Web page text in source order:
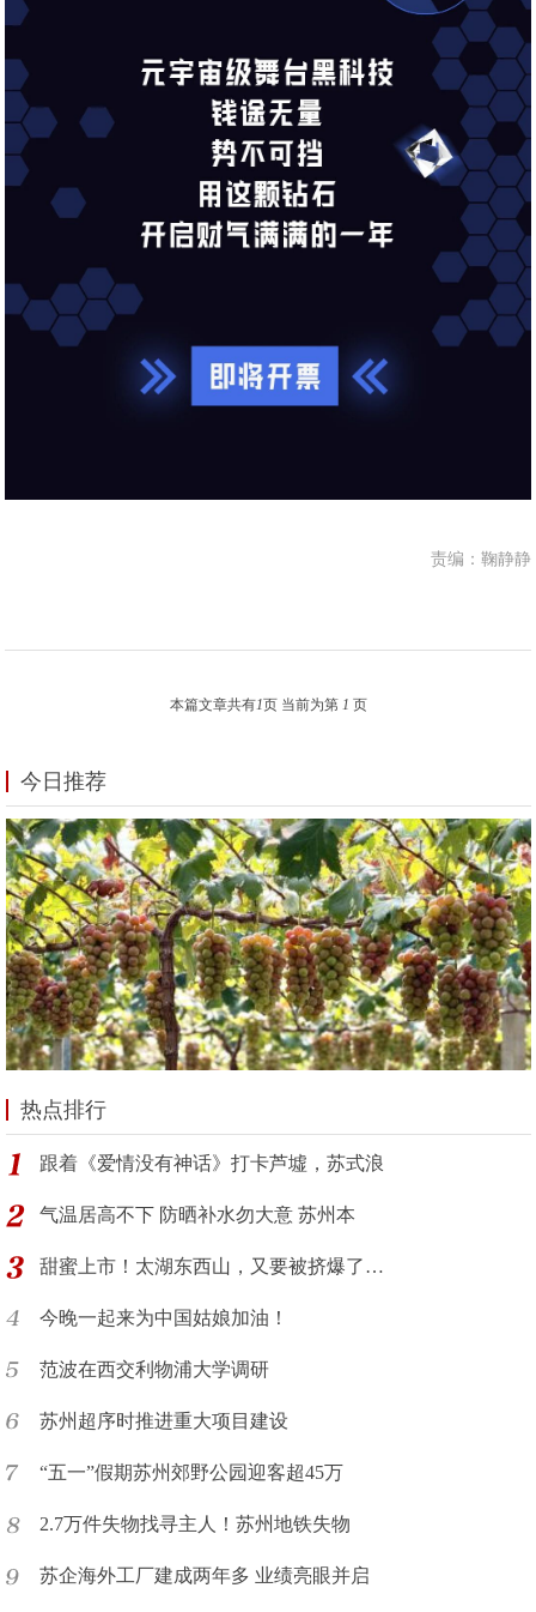
责编：鞠静静
本篇文章共有1页 当前为第 1 页
今日推荐
热点排行
跟着《爱情没有神话》打卡芦墟，苏式浪
气温居高不下 防晒补水勿大意 苏州本
甜蜜上市！太湖东西山，又要被挤爆了…
今晚一起来为中国姑娘加油！
范波在西交利物浦大学调研
苏州超序时推进重大项目建设
“五一”假期苏州郊野公园迎客超45万
2.7万件失物找寻主人！苏州地铁失物
苏企海外工厂建成两年多 业绩亮眼并启